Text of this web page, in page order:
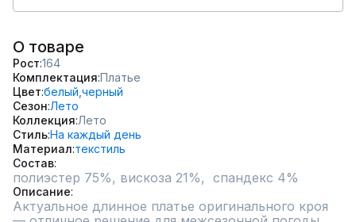
О товаре
Рост 164
Комплектация Платье
Цвет белый, черный
Сезон Лето
Коллекция Лето
СтильНа каждый день
Материал текстиль
Состав
полиэстер 75%, вискоза 21%,  спандекс 4%
Описание
Актуальное длинное платье оригинального кроя